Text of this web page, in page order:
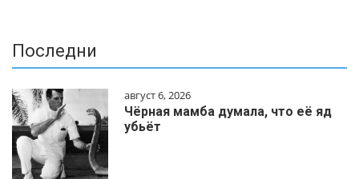
Последни
август 6, 2026
Чёрная мамба думала, что её яд
убьёт